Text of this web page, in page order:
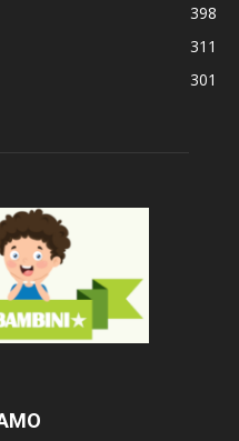
398
311
301